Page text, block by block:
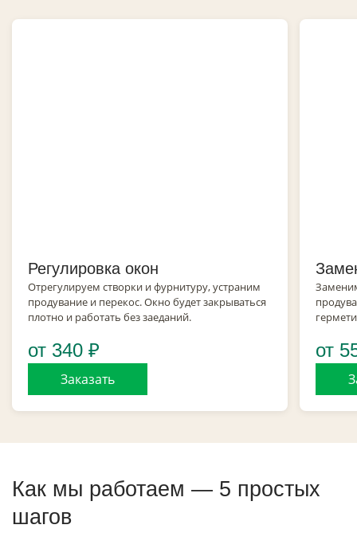
Регулировка окон
Отрегулируем створки и фурнитуру, устраним
продувание и перекос. Окно будет закрываться
плотно и работать без заеданий.
от 340 ₽
Заказать
от
Как мы работаем — 5 простых
шагов